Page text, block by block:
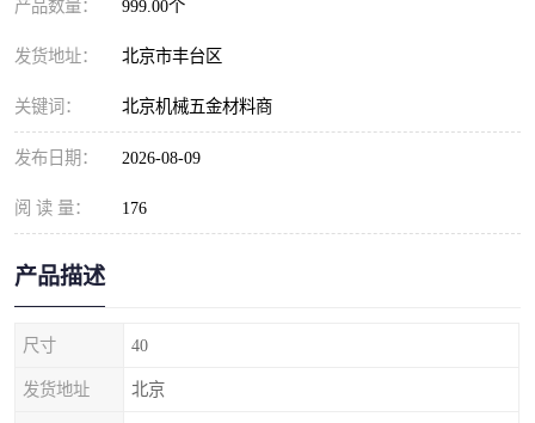
产品数量： 999.00个
发货地址： 北京市丰台区
关键词： 北京机械五金材料商
发布日期： 2026-08-09
阅 读 量： 176
产品描述
尺寸 40
发货地址 北京